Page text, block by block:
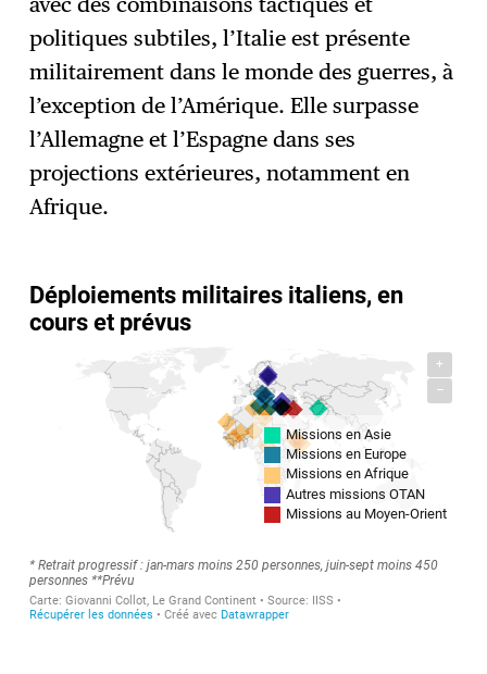
politiques subtiles, l’Italie est présente
militairement dans le monde des guerres, à
l’exception de l’Amérique. Elle surpasse
l’Allemagne et l’Espagne dans ses
projections extérieures, notamment en
Afrique.